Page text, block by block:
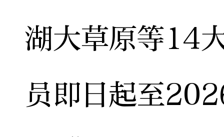
湖大草原等14
员即日起至